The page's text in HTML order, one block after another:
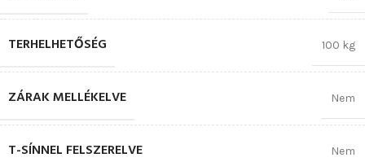
TERHELHETŐSÉG 100 kg
ZÁRAK MELLÉKELVE Nem
T-SÍNNEL FELSZERELVE Nem